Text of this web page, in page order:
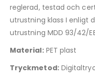
reglerad, testad och
utrustning klass I enligt
utrustning MDD 93/42/
Material:PET plast
Tryckmetod: